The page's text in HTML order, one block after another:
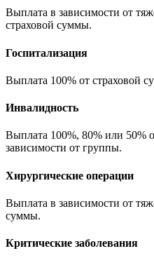
Выплата в зависимости от
страховой суммы.
Госпитализация
Выплата 100% от страховой
Инвалидность
Выплата 100%, 80% или 50%
зависимости от группы.
Хирургические операции
Выплата в зависимости от
суммы.
Критические заболевания